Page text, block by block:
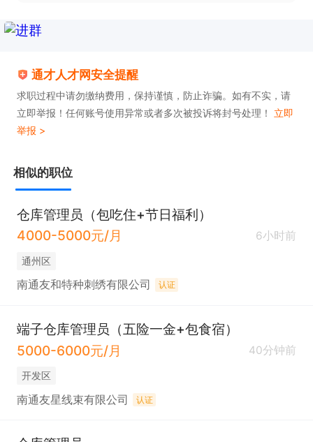
通才人才网安全提醒
求职过程中请勿缴纳费用，保持谨慎，防止诈骗。如有不实，请
立即举报！任何账号使用异常或者多次被投诉将封号处理！ 立即
举报 >
相似的职位
仓库管理员（包吃住+节日福利）
4000-5000元/月
6小时前
通州区
南通友和特种刺绣有限公司 认证
端子仓库管理员（五险一金+包食宿）
5000-6000元/月
40分钟前
开发区
南通友星线束有限公司 认证